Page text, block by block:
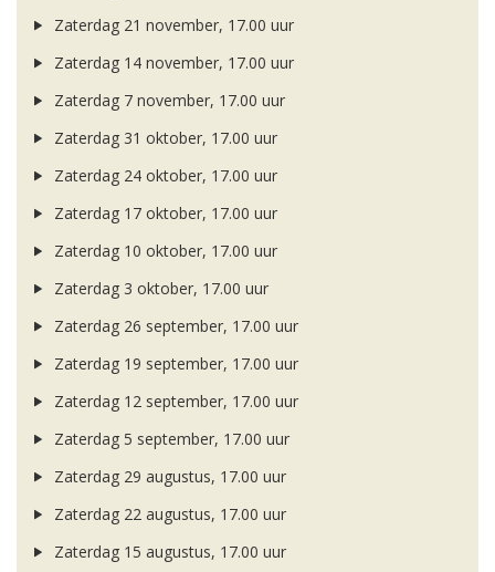
Zaterdag 21 november, 17.00 uur
Zaterdag 14 november, 17.00 uur
Zaterdag 7 november, 17.00 uur
Zaterdag 31 oktober, 17.00 uur
Zaterdag 24 oktober, 17.00 uur
Zaterdag 17 oktober, 17.00 uur
Zaterdag 10 oktober, 17.00 uur
Zaterdag 3 oktober, 17.00 uur
Zaterdag 26 september, 17.00 uur
Zaterdag 19 september, 17.00 uur
Zaterdag 12 september, 17.00 uur
Zaterdag 5 september, 17.00 uur
Zaterdag 29 augustus, 17.00 uur
Zaterdag 22 augustus, 17.00 uur
Zaterdag 15 augustus, 17.00 uur